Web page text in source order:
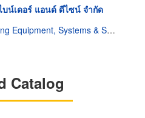
บน์เดอร์ แอนด์ ดีไซน์ จำกัด
Equipment, Systems & Supplies
Catalog